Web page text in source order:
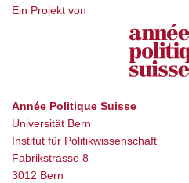
Ein Projekt von
Année Politique Suisse
Universität Bern
Institut für Politikwissenschaft
Fabrikstrasse 8
3012 Bern